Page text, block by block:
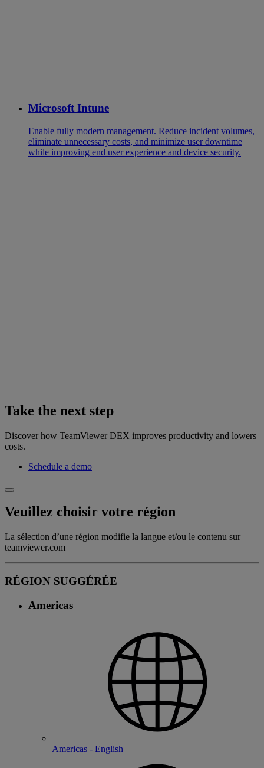
Microsoft Intune
Enable fully modern management. Reduce incident volumes,
eliminate unnecessary costs, and minimize user downtime
while improving end user experience and device security.
Take the next step
Discover how TeamViewer DEX improves productivity and lowers
costs.
Schedule a demo
Veuillez choisir votre région
La sélection d’une région modifie la langue et/ou le contenu sur
teamviewer.com
RÉGION SUGGÉRÉE
Americas
Americas - English